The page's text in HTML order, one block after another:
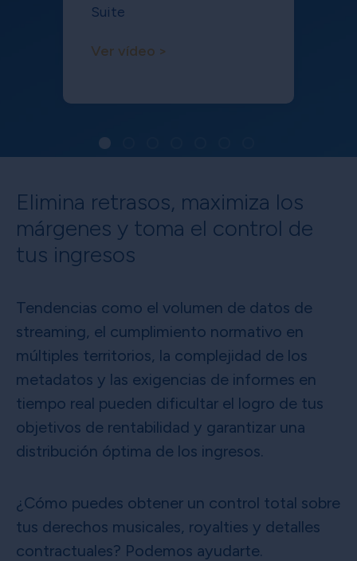
Suite
Ver vídeo >
Elimina retrasos, maximiza los
márgenes y toma el control de
tus ingresos
Tendencias como el volumen de datos de
streaming, el cumplimiento normativo en
múltiples territorios, la complejidad de los
metadatos y las exigencias de informes en
tiempo real pueden dificultar el logro de tus
objetivos de rentabilidad y garantizar una
distribución óptima de los ingresos.
¿Cómo puedes obtener un control total sobre
tus derechos musicales, royalties y detalles
contractuales? Podemos ayudarte.